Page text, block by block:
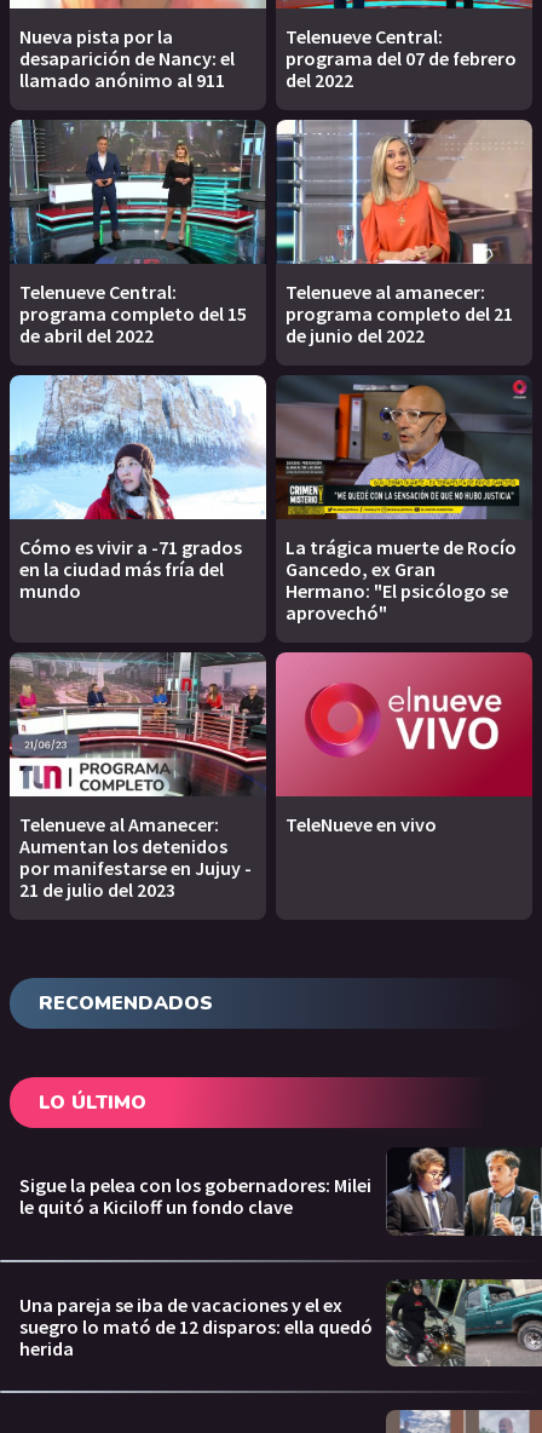
Nueva pista por la
desaparición de Nancy: el
llamado anónimo al 911
Telenueve Central:
programa del 07 de febrero
del 2022
Telenueve Central:
programa completo del 15
de abril del 2022
Telenueve al amanecer:
programa completo del 21
de junio del 2022
Cómo es vivir a -71 grados
en la ciudad más fría del
mundo
La trágica muerte de Rocío
Gancedo, ex Gran
Hermano: "El psicólogo se
aprovechó"
Telenueve al Amanecer:
Aumentan los detenidos
por manifestarse en Jujuy -
21 de julio del 2023
TeleNueve en vivo
RECOMENDADOS
LO ÚLTIMO
Sigue la pelea con los gobernadores: Milei
le quitó a Kiciloff un fondo clave
Una pareja se iba de vacaciones y el ex
suegro lo mató de 12 disparos: ella quedó
herida